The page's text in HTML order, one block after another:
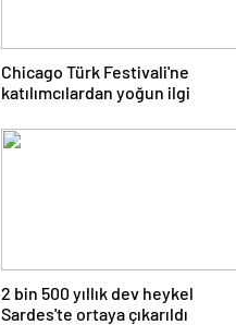
Chicago Türk Festivali'ne
katılımcılardan yoğun ilgi
2 bin 500 yıllık dev heykel
Sardes'te ortaya çıkarıldı